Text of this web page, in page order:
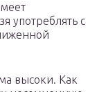
употреблять с
высоки. Как